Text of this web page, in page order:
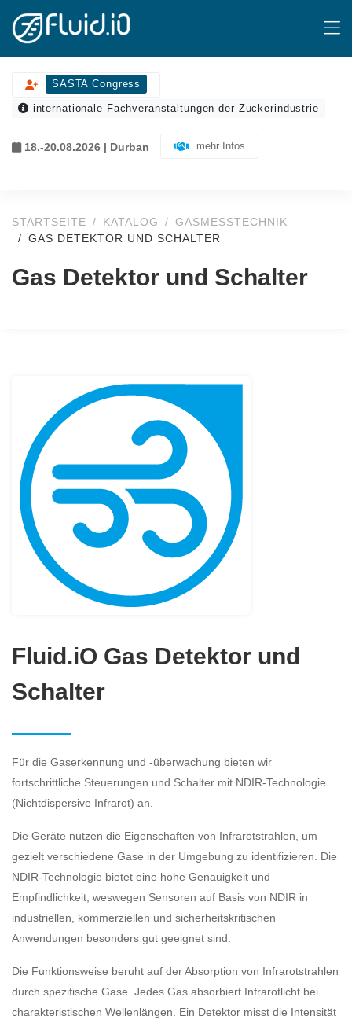
SASTA Congress
internationale Fachveranstaltungen der Zuckerindustrie
18.-20.08.2026 | Durban mehr Infos
STARTSEITE KATALOG
GASMESSTECHNIK
GAS DETEKTOR UND SCHALTER
Gas Detektor und Schalter
Fluid.iO Gas Detektor und
Schalter
Für die Gaserkennung und -überwachung bieten wir
fortschrittliche Steuerungen und Schalter mit NDIR-Technologie
(Nichtdispersive Infrarot) an.
Die Geräte nutzen die Eigenschaften von Infrarotstrahlen, um
gezielt verschiedene Gase in der Umgebung zu identifizieren. Die
NDIR-Technologie bietet eine hohe Genauigkeit und
Empfindlichkeit, weswegen Sensoren auf Basis von NDIR in
industriellen, kommerziellen und sicherheitskritischen
Anwendungen besonders gut geeignet sind.
Die Funktionsweise beruht auf der Absorption von Infrarotstrahlen
durch spezifische Gase. Jedes Gas absorbiert Infrarotlicht bei
charakteristischen Wellenlängen. Ein Detektor misst die Intensität